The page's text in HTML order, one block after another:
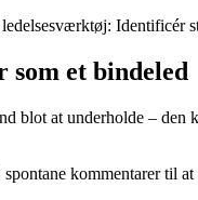
Identificér
som et bindeled
blot at underholde – den
kommentarer til